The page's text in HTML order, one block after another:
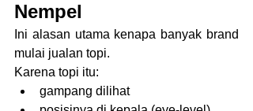
Nempel
Ini alasan utama kenapa banyak brand
mulai jualan topi.
Karena topi itu:
gampang dilihat